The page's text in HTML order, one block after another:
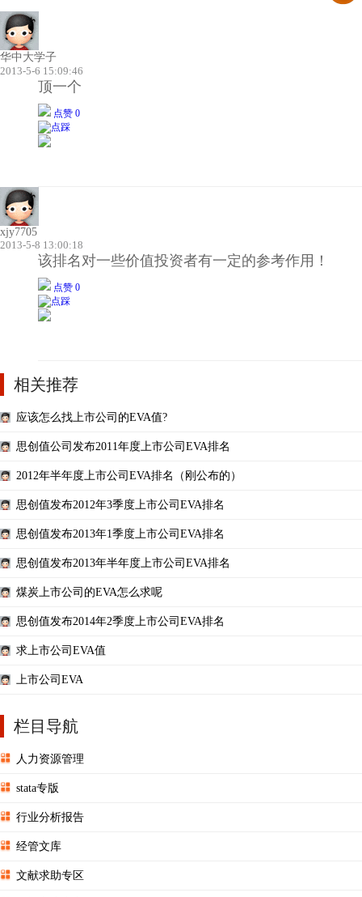
华中大学子
2013-5-6 15:09:46
顶一个
点赞 0
xjy7705
2013-5-8 13:00:18
该排名对一些价值投资者有一定的参考作用！
点赞 0
相关推荐
应该怎么找上市公司的EVA值?
思创值公司发布2011年度上市公司EVA排名
2012年半年度上市公司EVA排名（刚公布的）
思创值发布2012年3季度上市公司EVA排名
思创值发布2013年1季度上市公司EVA排名
思创值发布2013年半年度上市公司EVA排名
煤炭上市公司的EVA怎么求呢
思创值发布2014年2季度上市公司EVA排名
求上市公司EVA值
上市公司EVA
栏目导航
人力资源管理
stata专版
行业分析报告
经管文库
文献求助专区